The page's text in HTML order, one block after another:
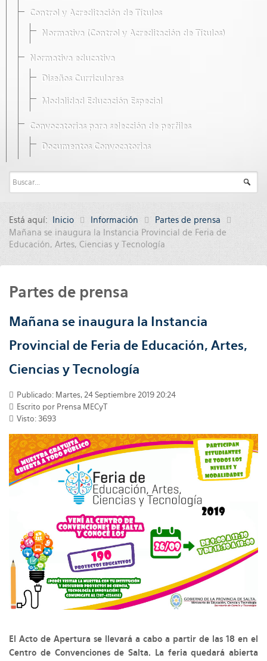
Control y Acreditación de Títulos
Normativa (Control y Acreditación de Títulos)
Normativa educativa
Diseños Curriculares
Modalidad Educación Especial
Convocatorias para selección de perfiles
Documentos Convocatorias
Está aquí: Inicio Información
Partes de prensa
Mañana se inaugura la Instancia Provincial de Feria de
Educación, Artes, Ciencias y Tecnología
Partes de prensa
Mañana se inaugura la Instancia
Provincial de Feria de Educación, Artes,
Ciencias y Tecnología
Publicado: Martes, 24 Septiembre 2019 20:24
Escrito por Prensa MECyT
Visto: 3693
El Acto de Apertura se llevará a cabo a partir de las 18 en el
Centro de Convenciones de Salta. La feria quedará abierta